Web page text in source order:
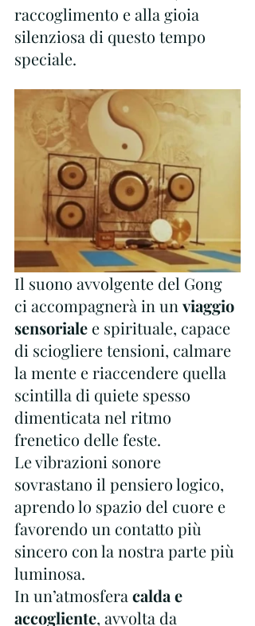
raccoglimento e alla gioia
silenziosa di questo tempo
speciale.
Il suono avvolgente del Gong
ci accompagnerà in un viaggio
sensoriale e spirituale, capace
di sciogliere tensioni, calmare
la mente e riaccendere quella
scintilla di quiete spesso
dimenticata nel ritmo
frenetico delle feste.
Le vibrazioni sonore
sovrastano il pensiero logico,
aprendo lo spazio del cuore e
favorendo un contatto più
sincero con la nostra parte più
luminosa.
In un’atmosfera calda e
accogliente, avvolta da